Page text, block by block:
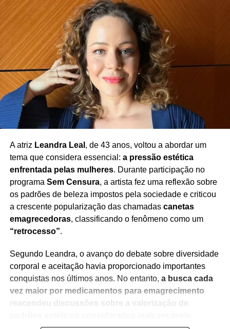
NÃO PERCA
Herbert Vianna surpreende fãs em shopping de
Salvador
A atriz Leandra Leal , de 43 anos, voltou a abordar um
tema que considera essencial: a pressão estética
enfrentada pelas mulheres. Durante participação no
programa Sem Censura, a artista fez uma reflexão sobre
os padrões de beleza impostos pela sociedade e criticou
a crescente popularização das chamadas canetas
emagrecedoras, classificando o fenômeno como um
“retrocesso”.
Segundo Leandra, o avanço do debate sobre diversidade
corporal e aceitação havia proporcionado importantes
conquistas nos últimos anos. No entanto, a busca cada
vez maior por medicamentos para emagrecimento
reacendeu discussões sobre a valorização de